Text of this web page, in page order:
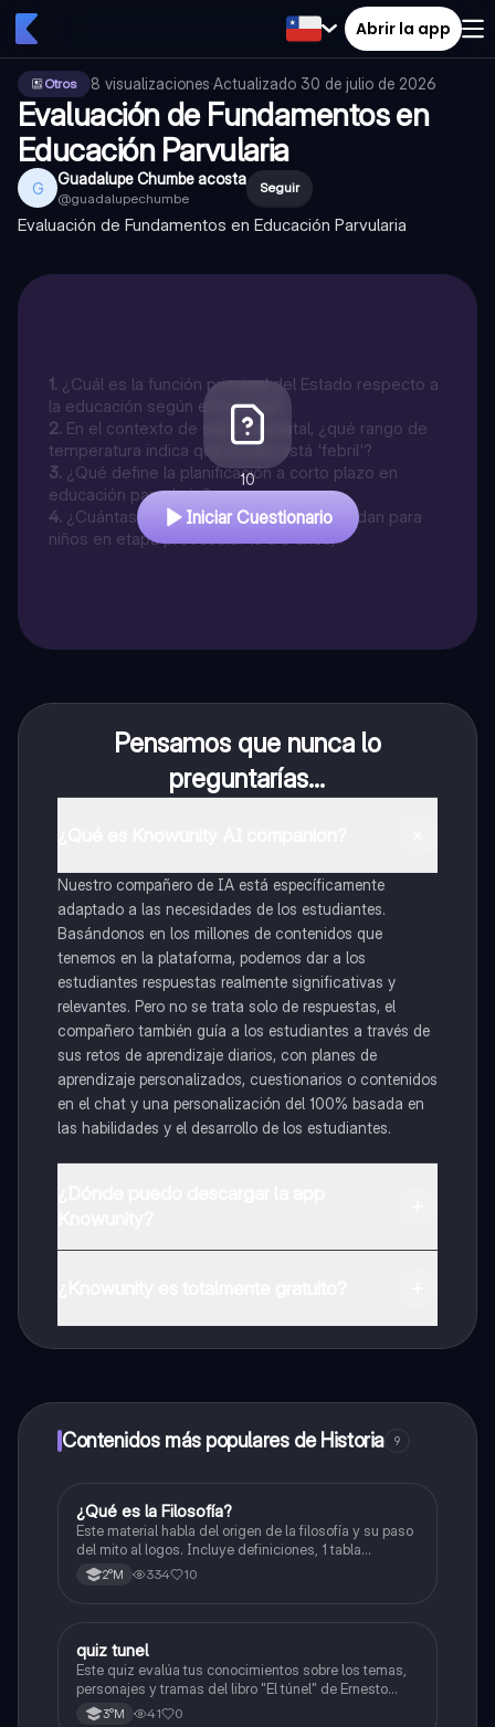
Abrir la app
Otros 8 visualizaciones·Actualizado 30 de julio de 2026
Evaluación de Fundamentos en
Educación Parvularia
G Guadalupe Chumbe acosta
@guadalupechumbe
Seguir
Evaluación de Fundamentos en Educación Parvularia
1. ¿Cuál es la función principal del Estado respecto a
la educación según el material?
2. En el contexto de salud neonatal, ¿qué rango de
temperatura indica que el niño está 'febril'?
3. ¿Qué define la planificación a corto plazo en
educación parvularia?
4. ¿Cuántas horas de sueño se recomiendan para
niños en etapa preescolar (3 a 5 años)?
10
Iniciar Cuestionario
Pensamos que nunca lo
preguntarías...
Nuestro compañero de IA está específicamente
adaptado a las necesidades de los estudiantes.
Basándonos en los millones de contenidos que
tenemos en la plataforma, podemos dar a los
estudiantes respuestas realmente significativas y
relevantes. Pero no se trata solo de respuestas, el
compañero también guía a los estudiantes a través de
sus retos de aprendizaje diarios, con planes de
aprendizaje personalizados, cuestionarios o contenidos
en el chat y una personalización del 100% basada en
las habilidades y el desarrollo de los estudiantes.
a determinadas funciones.
Contenidos más populares de Historia 9
Historia
¿Qué es la Filosofía?
Este material habla del origen de la filosofía y su paso
del mito al logos. Incluye definiciones, 1 tabla
comparativa, conceptos como la cosmología y la
antropología, y propuestas de filósofos presocráticos.
2°M 334 10
Otros
quiz tunel
Este quiz evalúa tus conocimientos sobre los temas,
personajes y tramas del libro "El túnel" de Ernesto
Sabato.
3°M 41 0